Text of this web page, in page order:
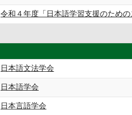
令和４年度「日本語学習支援のための
日本語文法学会
日本語学会
日本言語学会